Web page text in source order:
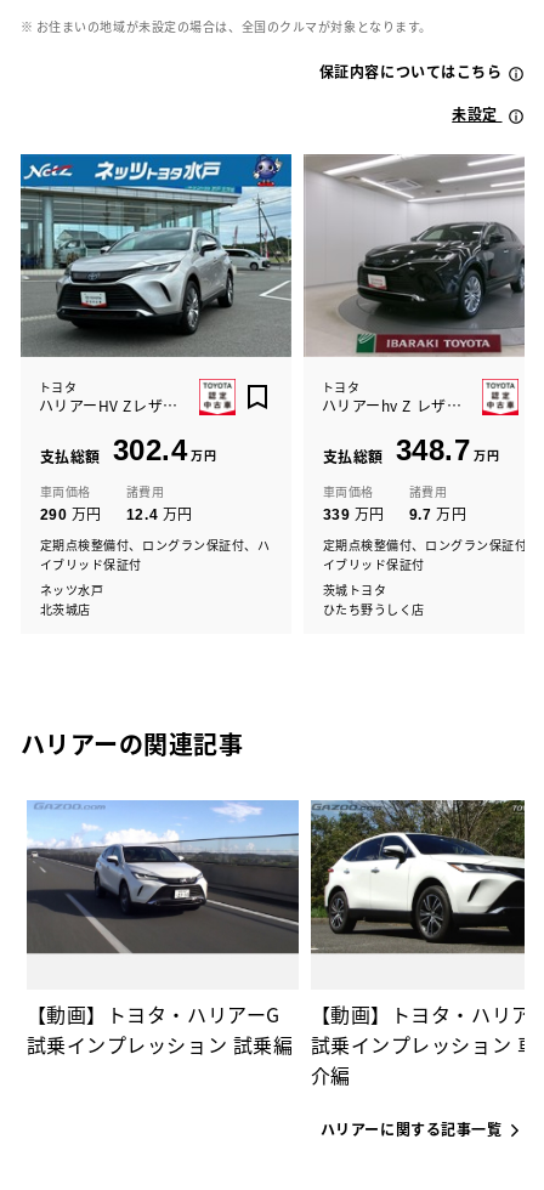
※ お住まいの地域が未設定の場合は、全国のクルマが対象となります。
保証内容についてはこちら
未設定
トヨタ
ハリアーHV Zレザーパッケージ
支払総額 302.4万円
車両価格
290 万円
諸費用
12.4 万円
定期点検整備付、ロングラン保証付、ハ
イブリッド保証付
ネッツ水戸
北茨城店
トヨタ
ハリアーhv Z レザーパッケージ
支払総額 348.7 万円
車両価格
339 万円
諸費用
9.7 万円
定期点検整備付、ロングラン保証付、
イブリッド保証付
茨城トヨタ
ひたち野うしく店
ハリアーの関連記事
【動画】トヨタ・ハリアーG
試乗インプレッション 試乗編
【動画】トヨタ・ハリア
試乗インプレッション 車
介編
ハリアーに関する記事一覧